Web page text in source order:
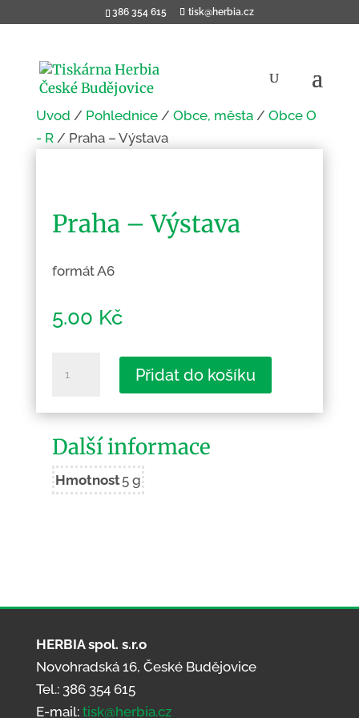
386 354 615 tisk@herbia.cz
Úvod / Pohlednice/ Obce, města/ Obce O
- R/ Praha – Výstava
Praha – Výstava
formát A6
5.00 Kč
Přidat do košíku
Další informace
Hmotnost5 g
HERBIA spol. s.r.o
Novohradská 16, České Budějovice
Tel.: 386 354 615
E-mail: tisk@herbia.cz